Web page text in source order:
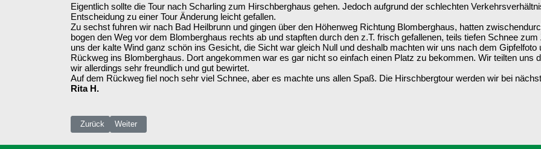
Eigentlich sollte die Tour nach Scharling zum Hirschberghaus gehen. Jedoch aufgrund der schlechten
Entscheidung zu einer Tour Änderung leicht gefallen.
Zu sechst fuhren wir nach Bad Heilbrunn und gingen über den Höhenweg Richtung Blomberghaus, hatten
bogen den Weg vor dem Blomberghaus rechts ab und stapften durch den z.T. frisch gefallenen, teils tiefen Schnee
uns der kalte Wind ganz schön ins Gesicht, die Sicht war gleich Null und deshalb machten wir uns nach dem
Rückweg ins Blomberghaus. Dort angekommen war es gar nicht so einfach einen Platz zu bekommen. Wir teilten uns
wir allerdings sehr freundlich und gut bewirtet.
Auf dem Rückweg fiel noch sehr viel Schnee, aber es machte uns allen Spaß. Die Hirschbergtour werden wir bei
Rita H.
Vorheriger Beitrag: 29.01.2017 Schneeschuhtour auf die Esterberg Alm
Zurück Nächster Beitrag: 26.12.2016 Winterwanderung zur Tutzinger Hütte 1.327 m
Weiter